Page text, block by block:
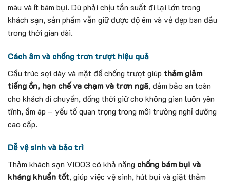
màu và ít bám bụi. Dù phải chịu tần suất đi lại lớn trong
khách sạn, sản phẩm vẫn giữ được độ êm và vẻ đẹp ban đầu
trong thời gian dài.
Cách âm và chống trơn trượt hiệu quả
Cấu trúc sợi dày và mặt đế chống trượt giúp thảm giảm
tiếng ồn, hạn chế va chạm và trơn ngã, đảm bảo an toàn
cho khách di chuyển, đồng thời giữ cho không gian luôn yên
tĩnh, ấm áp – yếu tố quan trọng trong môi trường nghỉ dưỡng
cao cấp.
Dễ vệ sinh và bảo trì
Thảm khách sạn VI003 có khả năng chống bám bụi và
kháng khuẩn tốt, giúp việc vệ sinh, hút bụi và giặt thảm